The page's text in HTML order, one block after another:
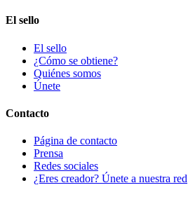
El sello
El sello
¿Cómo se obtiene?
Quiénes somos
Únete
Contacto
Página de contacto
Prensa
Redes sociales
¿Eres creador? Únete a nuestra red